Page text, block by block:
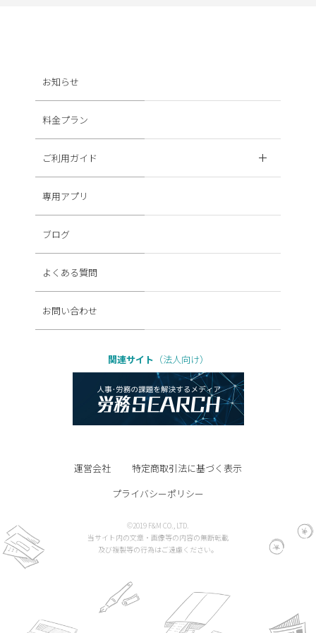
お知らせ
料金プラン
ご利用ガイド
専用アプリ
ブログ
よくある質問
お問い合わせ
関連サイト （法人向け）
運営会社
特定商取引法に基づく表示
プライバシーポリシー
©2019 F&M CO., LTD.
当サイト内の文章・画像等の内容の無断転載
及び複製等の行為はご遠慮ください。